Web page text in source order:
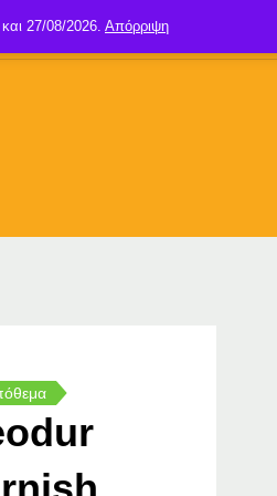
SIGN UP LOGIN
27/08/2026. Απόρριψη